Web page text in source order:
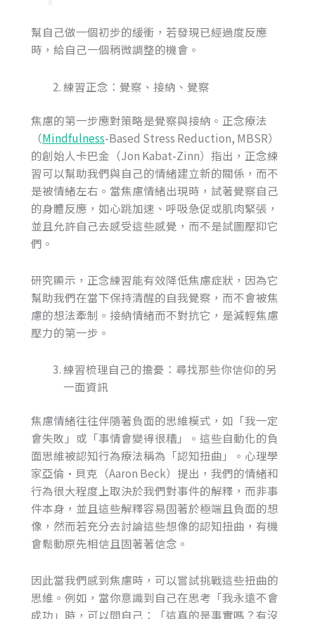
幫自己做一個初步的緩衝，若發現已經過度反應
時，給自己一個稍微調整的機會。
練習正念：覺察、接納、覺察
焦慮的第一步應對策略是覺察與接納。正念療法
（Mindfulness-Based Stress Reduction, MBSR）
的創始人卡巴金（Jon Kabat-Zinn）指出，正念練
習可以幫助我們與自己的情緒建立新的關係，而不
是被情緒左右。當焦慮情緒出現時，試著覺察自己
的身體反應，如心跳加速、呼吸急促或肌肉緊張，
並且允許自己去感受這些感覺，而不是試圖壓抑它
們。
研究顯示，正念練習能有效降低焦慮症狀，因為它
幫助我們在當下保持清醒的自我覺察，而不會被焦
慮的想法牽制。接納情緒而不對抗它，是減輕焦慮
壓力的第一步。
練習梳理自己的擔憂：尋找那些你信仰的另
一面資訊
焦慮情緒往往伴隨著負面的思維模式，如「我一定
會失敗」或「事情會變得很糟」。這些自動化的負
面思維被認知行為療法稱為「認知扭曲」。心理學
家亞倫·貝克（Aaron Beck）提出，我們的情緒和
行為很大程度上取決於我們對事件的解釋，而非事
件本身，並且這些解釋容易固著於極端且負面的想
像，然而若充分去討論這些想像的認知扭曲，有機
會鬆動原先相信且固著著信念。
因此當我們感到焦慮時，可以嘗試挑戰這些扭曲的
思維。例如，當你意識到自己在思考「我永遠不會
成功」時，可以問自己：「這真的是事實嗎？有沒